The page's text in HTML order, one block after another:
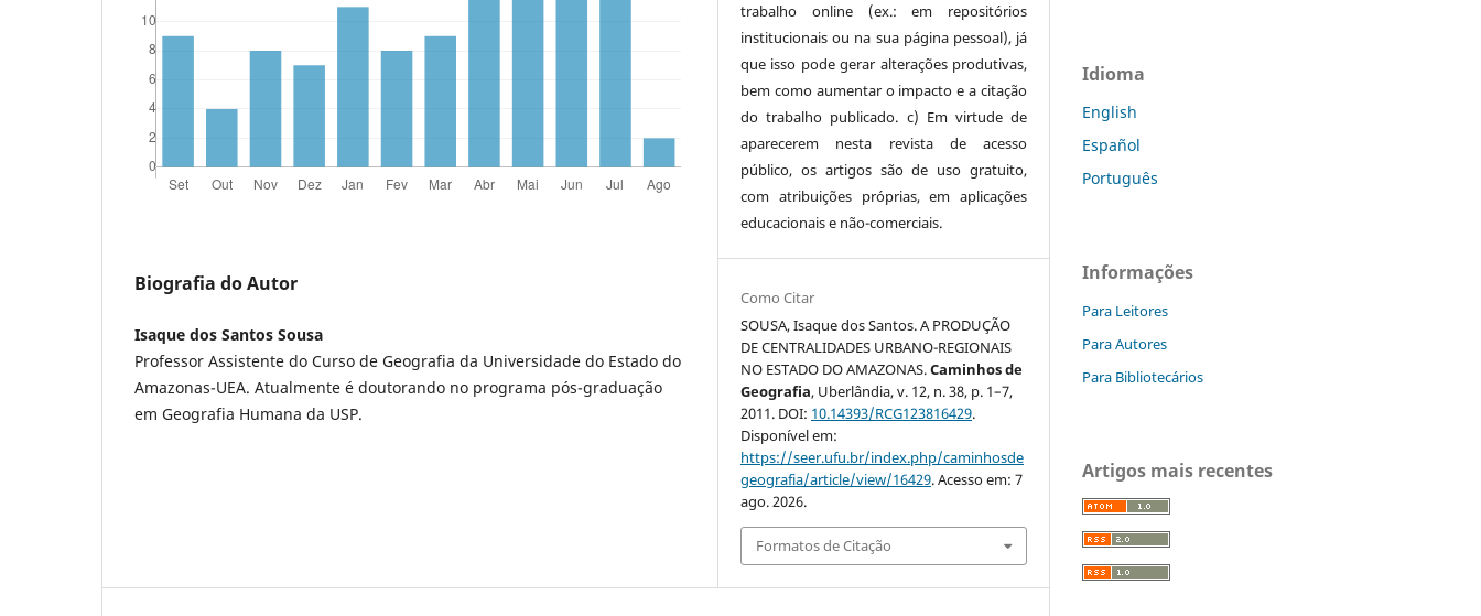
Biografia do Autor
Isaque dos Santos Sousa
Professor Assistente do Curso de Geografia da Universidade do Estado do
Amazonas-UEA. Atualmente é doutorando no programa pós-graduação
em Geografia Humana da USP.
trabalho online (ex.: em repositórios
institucionais ou na sua página pessoal), já
que isso pode gerar alterações produtivas,
bem como aumentar o impacto e a citação
do trabalho publicado. c) Em virtude de
aparecerem nesta revista de acesso
público, os artigos são de uso gratuito,
com atribuições próprias, em aplicações
educacionais e não-comerciais.
Como Citar
SOUSA, Isaque dos Santos. A PRODUÇÃO
DE CENTRALIDADES URBANO-REGIONAIS
NO ESTADO DO AMAZONAS.Caminhos de
Geografia, Uberlândia, v. 12, n. 38, p. 1–7,
2011. DOI: 10.14393/RCG123816429.
Disponível em:
https://seer.ufu.br/index.php/caminhosde
geografia/article/view/16429. Acesso em: 7
ago. 2026.
Formatos de Citação
Idioma
English
Español
Português
Informações
Para Leitores
Para Autores
Para Bibliotecários
Artigos mais recentes